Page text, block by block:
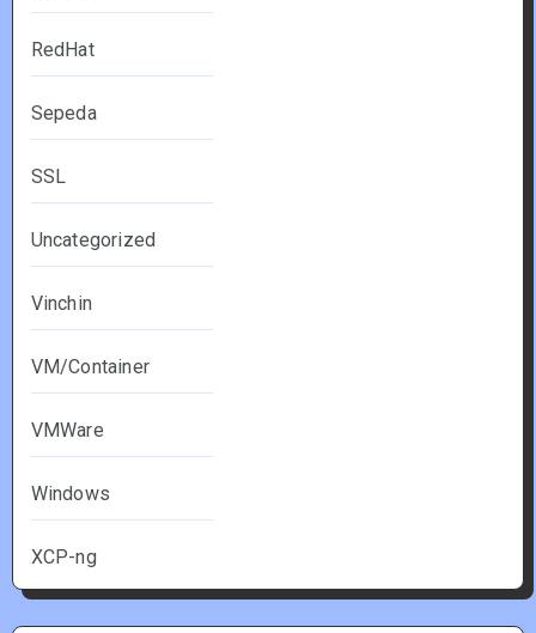
RedHat
Sepeda
SSL
Uncategorized
Vinchin
VM/Container
VMWare
Windows
XCP-ng